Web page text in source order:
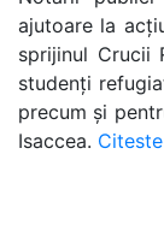
ajutoare la
sprijinul Crucii
studenți
precum și
Isaccea.